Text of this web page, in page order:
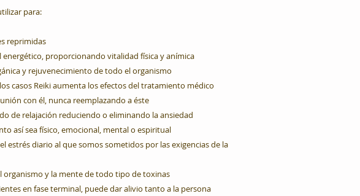
para:
reprimidas
energético, proporcionando vitalidad física y anímica
y rejuvenecimiento de todo el organismo
casos Reiki aumenta los efectos del tratamiento médico
con él, nunca reemplazando a éste
de relajación reduciendo o eliminando la ansiedad
así sea físico, emocional, mental o espiritual
estrés diario al que somos sometidos por las exigencias de la
organismo y la mente de todo tipo de toxinas
en fase terminal, puede dar alivio tanto a la persona